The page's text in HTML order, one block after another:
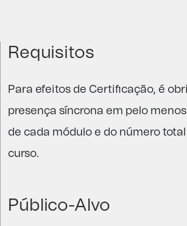
Requisitos
Para efeitos de Certificação, é
presença síncrona em pelo
de cada módulo e do número total
curso.
Público-Alvo